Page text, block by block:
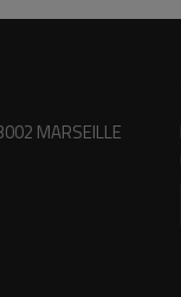
MARSEILLE